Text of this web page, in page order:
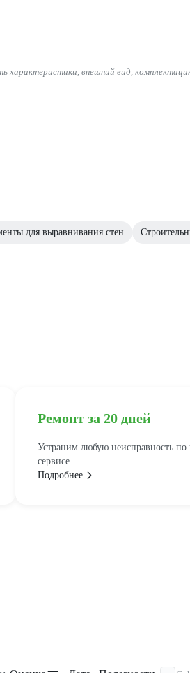
характеристики, внешний вид,
для выравнивания стен
Ремонт за 20 дней
Устраним любую неисправность
сервисе
Подробнее